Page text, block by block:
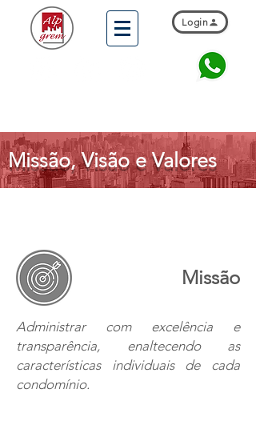
Login
Missão, Visão e Valores
Missão
Administrar com excelência e
transparência, enaltecendo as
características individuais de cada
condomínio.